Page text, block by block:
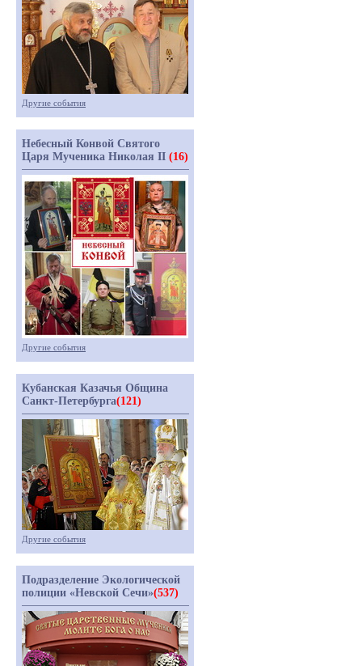
Другие события
Небесный Конвой Святого
Царя Мученика Николая II (16)
Другие события
Кубанская Казачья Община
Санкт-Петербурга(121)
Другие события
Подразделение Экологической
полиции «Невской Сечи»(537)